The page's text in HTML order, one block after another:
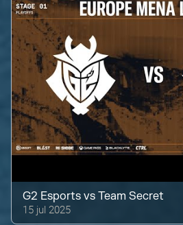
G2 Esports vsTeam Secret
15 jul 2025